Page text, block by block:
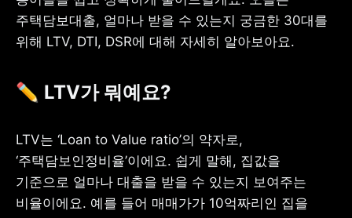
사업자 등록번호 : 462-86-01671
한국지식재산센터)
고객센터
전화 : 1661-7654(24시간 연중무휴)
주택담보대출, 얼마나 받을 수 있는지 궁금한 30대를
위해 LTV, DTI, DSR에 대해 자세히 알아보아요.
✏️ LTV가 뭐예요?
LTV는 ‘Loan to Value ratio’의 약자로,
‘주택담보인정비율’이에요. 쉽게 말해, 집값을
기준으로 얼마나 대출을 받을 수 있는지 보여주는
비율이에요. 예를 들어 매매가가 10억짜리인 집을